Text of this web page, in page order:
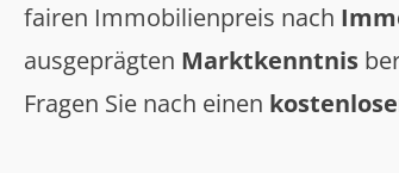
fairen Immobilienpreis nach
ausgeprägten Marktkenntnis
Fragen Sie nach einen